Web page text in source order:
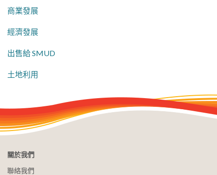
商業發展
經濟發展
出售給 SMUD
土地利用
關於我們
聯絡我們